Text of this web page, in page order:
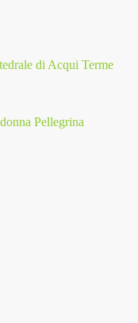
di Acqui Terme
Pellegrina